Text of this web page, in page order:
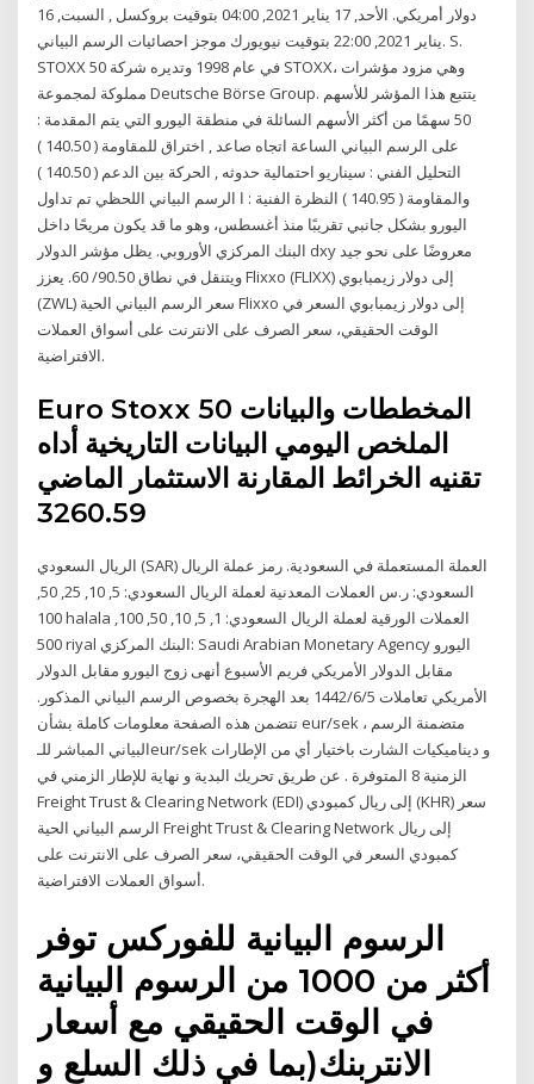
دولار أمريكي. الأحد, 17 يناير 2021, 04:00 بتوقيت بروكسل , السبت, 16
يناير 2021, 22:00 بتوقيت نيويورك موجز احصائيات الرسم البياني. S.
STOXX 50 في عام 1998 وتديره شركة STOXX، وهي مزود مؤشرات
مملوكة لمجموعة Deutsche Börse Group. يتتبع هذا المؤشر للأسهم
50 سهمًا من أكثر الأسهم السائلة في منطقة اليورو التي يتم المقدمة :
على الرسم البياني الساعة اتجاه صاعد , اختراق للمقاومة ( 140.50 )
التحليل الفني : سيناريو احتمالية حدوثه , الحركة بين الدعم ( 140.50 )
والمقاومة ( 140.95 ) النظرة الفنية : ا الرسم البياني اللحظي تم تداول
اليورو بشكل جانبي تقريبًا منذ أغسطس، وهو ما قد يكون مريحًا داخل
البنك المركزي الأوروبي. يظل مؤشر الدولار dxy معروضًا على نحو جيد
ويتنقل في نطاق 90.50/ 60. يعزز Flixxo (FLIXX) إلى دولار زيمبابوي
(ZWL) سعر الرسم البياني الحية Flixxo إلى دولار زيمبابوي السعر في
الوقت الحقيقي، سعر الصرف على الانترنت على أسواق العملات
الافتراضية.
Euro Stoxx 50 المخططات والبيانات
الملخص اليومي البيانات التاريخية أداه
تقنيه الخرائط المقارنة الاستثمار الماضي
3260.59
الريال السعودي (SAR) العملة المستعملة في السعودية. رمز عملة الريال
السعودي: ر.س العملات المعدنية لعملة الريال السعودي: 5, 10, 25, 50,
100 halala العملات الورقية لعملة الريال السعودي: 1, 5, 10, 50, 100,
500 riyal البنك المركزي: Saudi Arabian Monetary Agency اليورو
مقابل الدولار الأمريكي فريم الأسبوع أنهى زوج اليورو مقابل الدولار
الأمريكي تعاملات 5‏‏/6‏‏/1442 بعد الهجرة بخصوص الرسم البياني المذكور.
تتضمن هذه الصفحة معلومات كاملة بشأن eur/sek ، متضمنة الرسم
البياني المباشر للـeur/sek و ديناميكيات الشارت باختيار أي من الإطارات
الزمنية 8 المتوفرة . عن طريق تحريك البدية و نهاية للإطار الزمني في
Freight Trust & Clearing Network (EDI) إلى ريال كمبودي (KHR) سعر
الرسم البياني الحية Freight Trust & Clearing Network إلى ريال
كمبودي السعر في الوقت الحقيقي، سعر الصرف على الانترنت على
أسواق العملات الافتراضية.
الرسوم البيانية للفوركس توفر
أكثر من 1000 من الرسوم البيانية
في الوقت الحقيقي مع أسعار
الانتربنك(بما في ذلك السلع و